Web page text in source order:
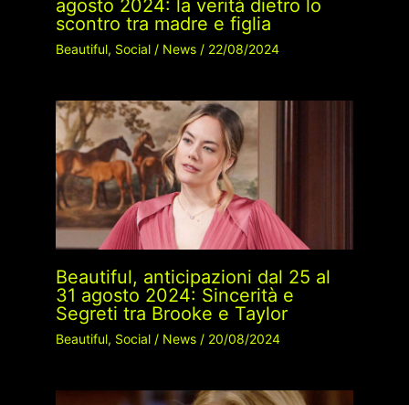
agosto 2024: la verità dietro lo
scontro tra madre e figlia
Beautiful, Social/ News/ 22/08/2024
Beautiful, anticipazioni dal 25 al
31 agosto 2024: Sincerità e
Segreti tra Brooke e Taylor
Beautiful, Social/ News/ 20/08/2024